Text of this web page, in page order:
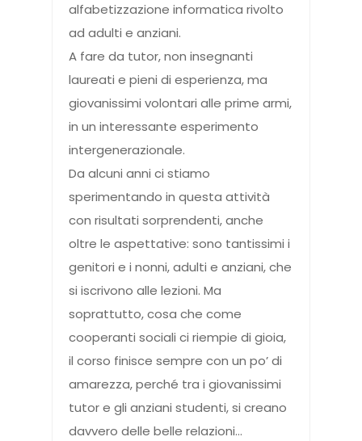
alfabetizzazione informatica rivolto
ad adulti e anziani.
A fare da tutor, non insegnanti
laureati e pieni di esperienza, ma
giovanissimi volontari alle prime armi,
in un interessante esperimento
intergenerazionale.
Da alcuni anni ci stiamo
sperimentando in questa attività
con risultati sorprendenti, anche
oltre le aspettative: sono tantissimi i
genitori e i nonni, adulti e anziani, che
si iscrivono alle lezioni. Ma
soprattutto, cosa che come
cooperanti sociali ci riempie di gioia,
il corso finisce sempre con un po’ di
amarezza, perché tra i giovanissimi
tutor e gli anziani studenti, si creano
davvero delle belle relazioni…